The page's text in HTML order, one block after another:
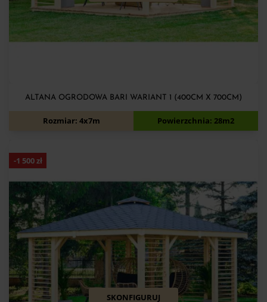
ALTANA OGRODOWA BARI WARIANT 1 (400CM X 700CM)
14 000 12 500zł
Rozmiar: 4x7m Powierzchnia: 28m2
-1 500zł
SKONFIGURUJ